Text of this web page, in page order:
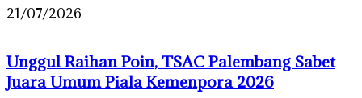
21/07/2026
Unggul Raihan Poin, TSAC Palembang Sabet
Juara Umum Piala Kemenpora 2026